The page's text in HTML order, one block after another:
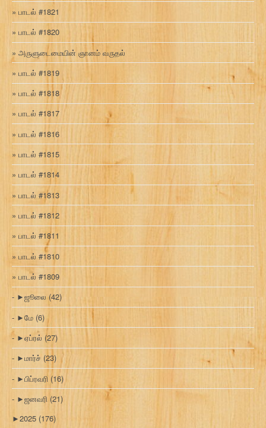
பாடல் #1821
பாடல் #1820
அருளுடைமையின் ஞானம் வருதல்
பாடல் #1819
பாடல் #1818
பாடல் #1817
பாடல் #1816
பாடல் #1815
பாடல் #1814
பாடல் #1813
பாடல் #1812
பாடல் #1811
பாடல் #1810
பாடல் #1809
►ஜூலை(42)
►மே (6)
►ஏப்ரல் (27)
►மார்ச் (23)
►பிப்ரவரி (16)
►ஜனவரி (21)
►2025 (176)